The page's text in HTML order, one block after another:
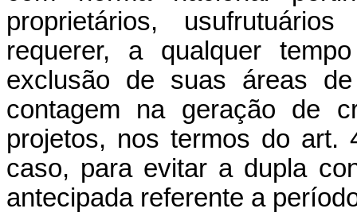
proprietários,
requerer, a qualquer
exclusão de suas áreas
contagem na geração de
projetos, nos termos do art.
caso, para evitar a dupla
antecipada referente a